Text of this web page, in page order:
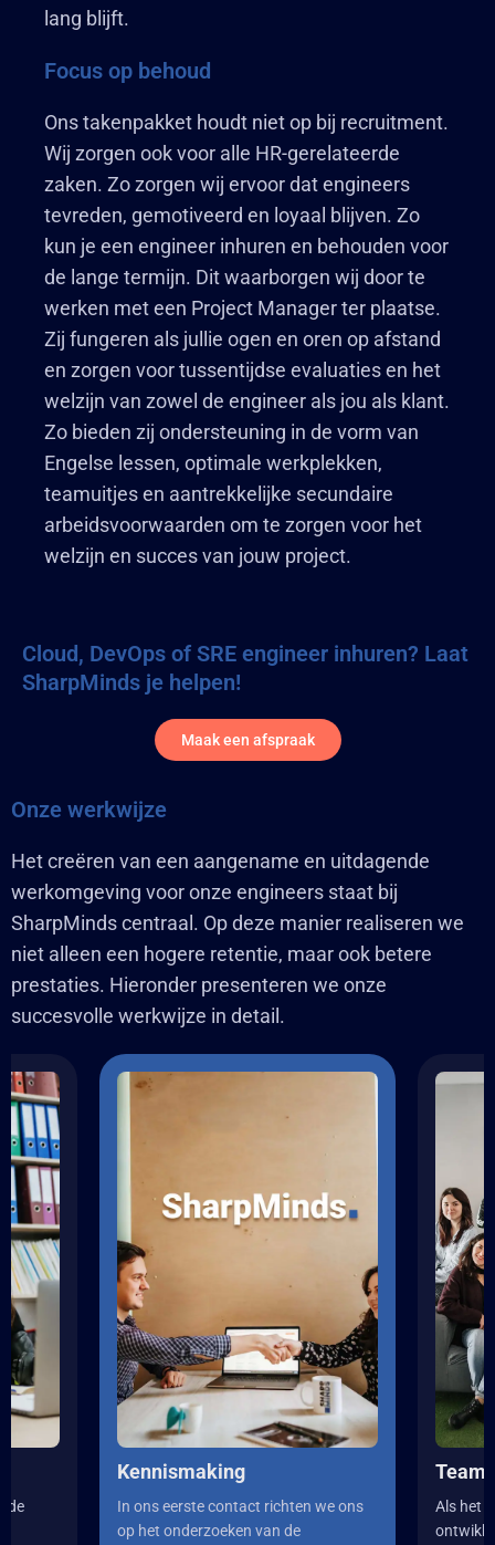
lang blijft.
Focus op behoud
Ons takenpakket houdt niet op bij recruitment.
Wij zorgen ook voor alle HR-gerelateerde
zaken. Zo zorgen wij ervoor dat engineers
tevreden, gemotiveerd en loyaal blijven. Zo
kun je een engineer inhuren en behouden voor
de lange termijn. Dit waarborgen wij door te
werken met een Project Manager ter plaatse.
Zij fungeren als jullie ogen en oren op afstand
en zorgen voor tussentijdse evaluaties en het
welzijn van zowel de engineer als jou als klant.
Zo bieden zij ondersteuning in de vorm van
Engelse lessen, optimale werkplekken,
teamuitjes en aantrekkelijke secundaire
arbeidsvoorwaarden om te zorgen voor het
welzijn en succes van jouw project.
Cloud, DevOps of SRE engineer inhuren? Laat
SharpMinds je helpen!
Maak een afspraak
Onze werkwijze
Het creëren van een aangename en uitdagende
werkomgeving voor onze engineers staat bij
SharpMinds centraal. Op deze manier realiseren we
niet alleen een hogere retentie, maar ook betere
prestaties. Hieronder presenteren we onze
succesvolle werkwijze in detail.
de
Kennismaking
In ons eerste contact richten we ons
op het onderzoeken van de
Als het